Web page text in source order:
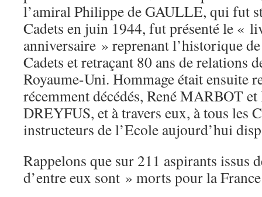
l’amiral Philippe de GAULLE, qui fut
Cadets en juin 1944, fut présenté le «
anniversaire » reprenant l’historique
Cadets et retraçant 80 ans de relations
Royaume-Uni. Hommage était ensuite
récemment décédés, René MARBOT
DREYFUS, et à travers eux, à tous les
instructeurs de l’Ecole aujourd’hui
Rappelons que sur 211 aspirants issus
d’entre eux sont » morts pour la